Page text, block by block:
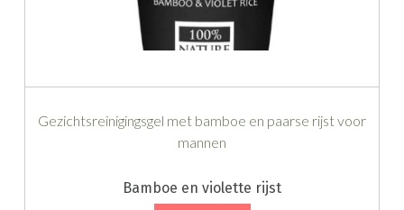
Gezichtsreinigingsgel met bamboe en paarse rijst voor
mannen
Bamboe en violette rijst